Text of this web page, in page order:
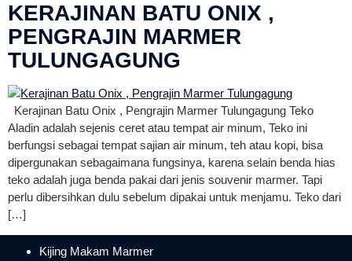
KERAJINAN BATU ONIX ,
PENGRAJIN MARMER
TULUNGAGUNG
Kerajinan Batu Onix , Pengrajin Marmer Tulungagung Teko
Aladin adalah sejenis ceret atau tempat air minum, Teko ini
berfungsi sebagai tempat sajian air minum, teh atau kopi, bisa
dipergunakan sebagaimana fungsinya, karena selain benda hias
teko adalah juga benda pakai dari jenis souvenir marmer. Tapi
perlu dibersihkan dulu sebelum dipakai untuk menjamu. Teko dari
[…]
Kijing Makam Marmer